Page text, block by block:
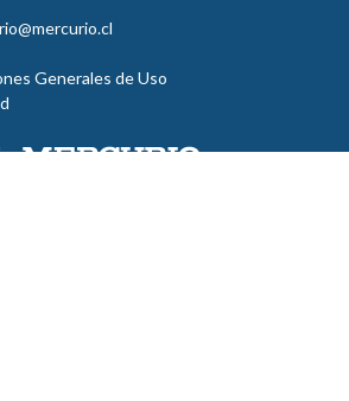
Generales de Uso